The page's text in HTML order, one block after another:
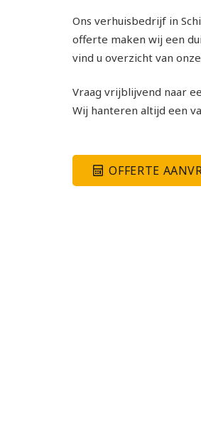
Ons verhuisbedrijf in
offerte maken wij een
vind u overzicht van
Vraag vrijblijvend naar
Wij hanteren altijd een
OFFERTE